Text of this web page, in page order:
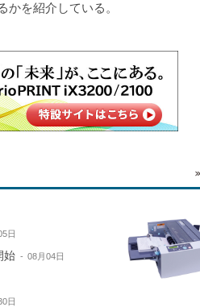
かを紹介している。
日
始 08月04日
日